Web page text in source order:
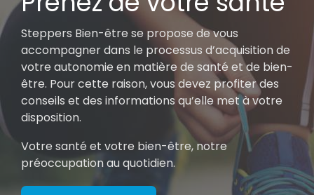
Steppers Bien-être se propose de vous
accompagner dans le processus d’acquisition de
votre autonomie en matière de santé et de bien-
être. Pour cette raison, vous devez profiter des
conseils et des informations qu’elle met à votre
disposition.
Votre santé et votre bien-être, notre
préoccupation au quotidien.